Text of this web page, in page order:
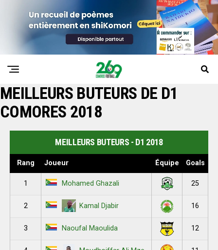
MEILLEURS BUTEURS DE D1
COMORES 2018
MEILLEURS BUTEURS - D1 2018
Rang Joueur Équipe Goals
1 Mohamed Ghazali 25
2 Kamal Djabir 16
3 Naoufal Maoulida 12